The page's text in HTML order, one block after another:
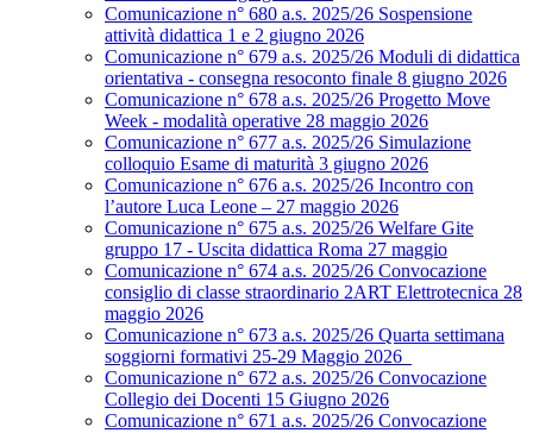
Comunicazione n° 680 a.s. 2025/26 Sospensione
attività didattica 1 e 2 giugno 2026
Comunicazione n° 679 a.s. 2025/26 Moduli di didattica
orientativa - consegna resoconto finale 8 giugno 2026
Comunicazione n° 678 a.s. 2025/26 Progetto Move
Week - modalità operative 28 maggio 2026
Comunicazione n° 677 a.s. 2025/26 Simulazione
colloquio Esame di maturità 3 giugno 2026
Comunicazione n° 676 a.s. 2025/26 Incontro con
l’autore Luca Leone – 27 maggio 2026
Comunicazione n° 675 a.s. 2025/26 Welfare Gite
gruppo 17 - Uscita didattica Roma 27 maggio
Comunicazione n° 674 a.s. 2025/26 Convocazione
consiglio di classe straordinario 2ART Elettrotecnica 28
maggio 2026
Comunicazione n° 673 a.s. 2025/26 Quarta settimana
soggiorni formativi 25-29 Maggio 2026
Comunicazione n° 672 a.s. 2025/26 Convocazione
Collegio dei Docenti 15 Giugno 2026
Comunicazione n° 671 a.s. 2025/26 Convocazione